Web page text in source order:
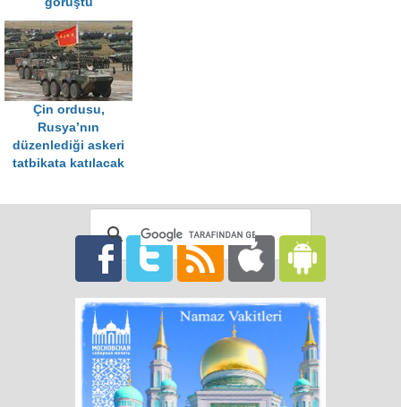
Çin ordusu,
Rusya’nın
düzenlediği askeri
tatbikata katılacak